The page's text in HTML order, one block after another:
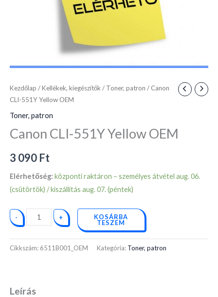
Kezdőlap /Kellékek, kiegészítők/ Toner, patron / Canon
CLI-551Y Yellow OEM
Toner, patron
Canon CLI-551Y Yellow OEM
3 090 Ft
Elérhetőség: központi raktáron – személyes átvétel aug. 06.
(csütörtök) / kiszállítás aug. 07. (péntek)
- + KOSÁRBA
TESZEM
Cikkszám: 6511B001_OEM Kategória: Toner, patron
Leírás